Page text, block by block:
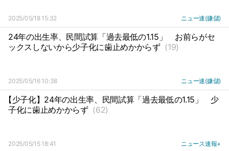
2025/05/18 15:32 ニュー速(嫌儲)
24年の出生率、民間試算「過去最低の1.15」
お前らがセ
ックスしないから少子化に歯止めかからず (19)
2025/05/16 10:38 ニュー速(嫌儲)
【少子化】24年の出生率、民間試算「過去最低の1.15」
少
子化に歯止めかからず (62)
2025/05/15 18:41 ニュース速報+